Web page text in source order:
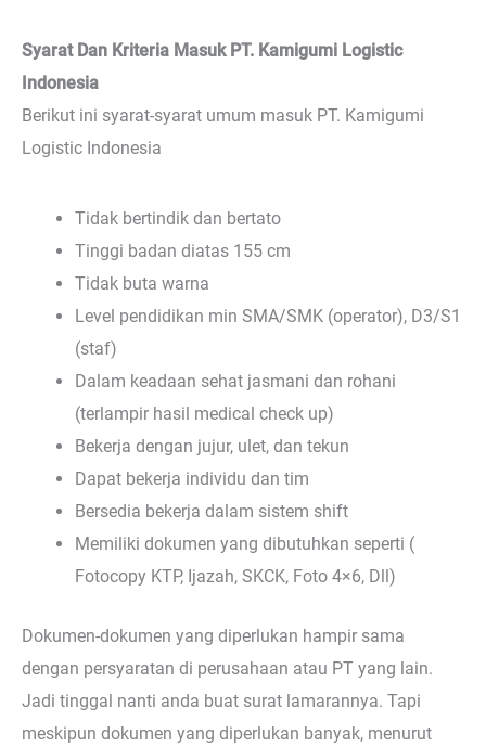
Syarat Dan Kriteria Masuk PT. Kamigumi Logistic
Indonesia
Berikut ini syarat-syarat umum masuk PT. Kamigumi
Logistic Indonesia
Tidak bertindik dan bertato
Tinggi badan diatas 155 cm
Tidak buta warna
Level pendidikan min SMA/SMK (operator), D3/S1
(staf)
Dalam keadaan sehat jasmani dan rohani
(terlampir hasil medical check up)
Bekerja dengan jujur, ulet, dan tekun
Dapat bekerja individu dan tim
Bersedia bekerja dalam sistem shift
Memiliki dokumen yang dibutuhkan seperti (
Fotocopy KTP, Ijazah, SKCK, Foto 4×6, Dll)
Dokumen-dokumen yang diperlukan hampir sama
dengan persyaratan di perusahaan atau PT yang lain.
Jadi tinggal nanti anda buat surat lamarannya. Tapi
meskipun dokumen yang diperlukan banyak, menurut